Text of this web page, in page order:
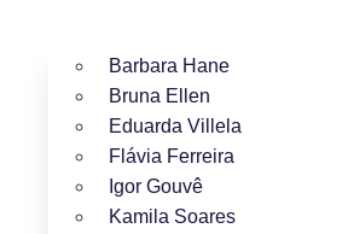
Barbara Hane
Bruna Ellen
Eduarda Villela
Flávia Ferreira
Igor Gouvê
Kamila Soares